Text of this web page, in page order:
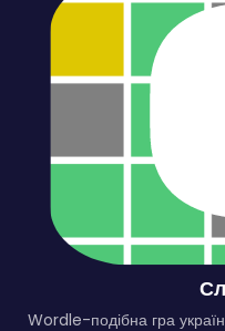
Wordle-подібна гра